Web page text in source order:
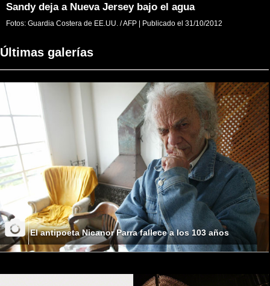
Sandy deja a Nueva Jersey bajo el agua
Fotos: Guardia Costera de EE.UU. / AFP | Publicado el 31/10/2012
Últimas galerías
El antipoeta Nicanor Parra fallece a los 103 años